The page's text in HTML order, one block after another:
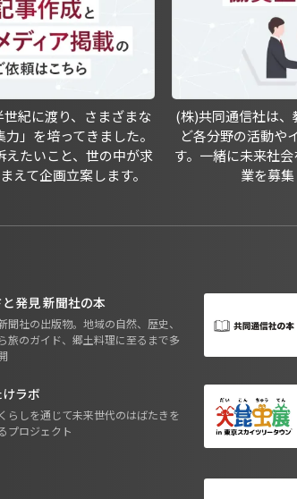
紀に渡り、さまざまな
」を培ってきました。
えたいこと、世の中が求
えて企画立案します。
(株)共同通信社は
ど各分野の活動や
す。一緒に未来社
業を募集
発見 新聞社の本
聞社の出版物。地域の自然、歴史、
旅のガイド、郷土料理に至るまで多
ラボ
らしを通じて未来世代のはばたきを
プロジェクト